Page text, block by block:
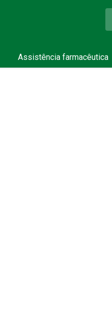
Assistência farmacêutica